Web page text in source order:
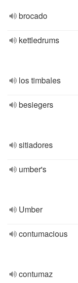
brocado
kettledrums
los timbales
besiegers
sitiadores
umber's
Umber
contumacious
contumaz